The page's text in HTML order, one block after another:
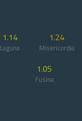
1.14
Laguna
1.24
Misericordia
1.05
Fusina